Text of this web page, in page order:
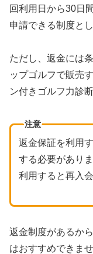
回利用日から30日
申請できる制度と
ただし、返金には
ップゴルフで販売
ン付きゴルフ力診
注意
返金保証を利用
する必要があり
利用すると再入
返金制度があるか
はおすすめできま